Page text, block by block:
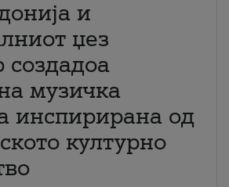
и
џез
создадоа
музичка
инспирирана од
културно